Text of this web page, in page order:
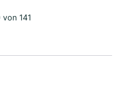
von 141